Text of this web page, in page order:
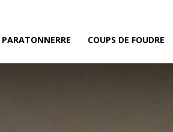
PARATONNERRE COUPS DE FOUDRE